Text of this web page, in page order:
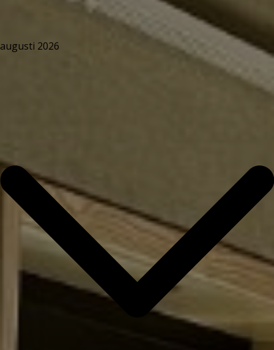
augusti 2026